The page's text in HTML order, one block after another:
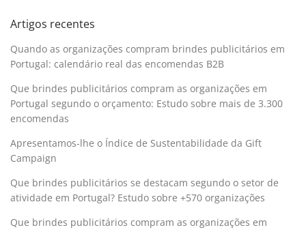
Artigos recentes
Quando as organizações compram brindes publicitários em
Portugal: calendário real das encomendas B2B
Que brindes publicitários compram as organizações em
Portugal segundo o orçamento: Estudo sobre mais de 3.300
encomendas
Apresentamos-lhe o Índice de Sustentabilidade da Gift
Campaign
Que brindes publicitários se destacam segundo o setor de
atividade em Portugal? Estudo sobre +570 organizações
Que brindes publicitários compram as organizações em